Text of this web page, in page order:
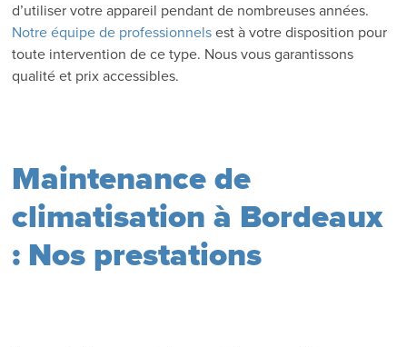
d’utiliser votre appareil pendant de nombreuses années.
Notre équipe de professionnels est à votre disposition pour
toute intervention de ce type. Nous vous garantissons
qualité et prix accessibles.
Maintenance de
climatisation à Bordeaux
: Nos prestations